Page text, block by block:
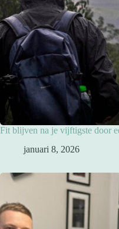
Fit blijven na je vijftigste door
januari 8, 2026